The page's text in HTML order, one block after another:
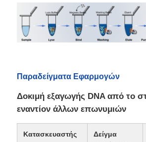
Ειδήσεις
Ζητήστε μια προσφορά
Μαγνητικά σφαιρίδια εξαγωγής
Κιτ εξαγωγής DNA / RNA
NGS磁珠
Παραδείγματα Εφαρμογών
Δοκιμή εξαγωγής DNA από το
εναντίον άλλων επωνυμιών
Κατασκευαστής
Δείγμα